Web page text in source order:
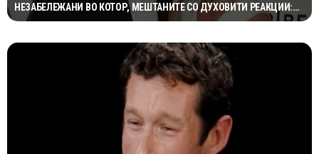
НЕЗАБЕЛЕЖАНИ ВО КОТОР, МЕШТАНИТЕ СО ДУХОВИТИ РЕАКЦИИ:
„НИКОЈ НЕ БИ ГИ ПРЕПОЗНАЛ“